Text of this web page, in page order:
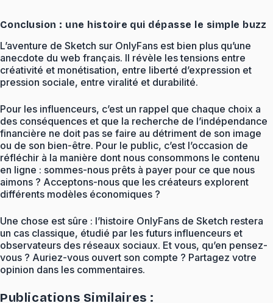
Conclusion : une histoire qui dépasse le simple buzz
L’aventure de Sketch sur OnlyFans est bien plus qu’une
anecdote du web français. Il révèle les tensions entre
créativité et monétisation, entre liberté d’expression et
pression sociale, entre viralité et durabilité.
Pour les influenceurs, c’est un rappel que chaque choix a
des conséquences et que la recherche de l’indépendance
financière ne doit pas se faire au détriment de son image
ou de son bien-être. Pour le public, c’est l’occasion de
réfléchir à la manière dont nous consommons le contenu
en ligne : sommes-nous prêts à payer pour ce que nous
aimons ? Acceptons-nous que les créateurs explorent
différents modèles économiques ?
Une chose est sûre : l’histoire OnlyFans de Sketch restera
un cas classique, étudié par les futurs influenceurs et
observateurs des réseaux sociaux. Et vous, qu’en pensez-
vous ? Auriez-vous ouvert son compte ? Partagez votre
opinion dans les commentaires.
Publications Similaires :